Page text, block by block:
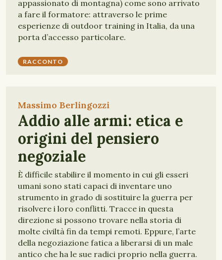
appassionato di montagna) come sono arrivato
a fare il formatore: attraverso le prime
esperienze di outdoor training in Italia, da una
porta d’accesso particolare.
RACCONTO
Massimo Berlingozzi
Addio alle armi: etica e
origini del pensiero
negoziale
È difficile stabilire il momento in cui gli esseri
umani sono stati capaci di inventare uno
strumento in grado di sostituire la guerra per
risolvere i loro conflitti. Tracce in questa
direzione si possono trovare nella storia di
molte civiltà fin da tempi remoti. Eppure, l’arte
della negoziazione fatica a liberarsi di un male
antico che ha le sue radici proprio nella guerra.